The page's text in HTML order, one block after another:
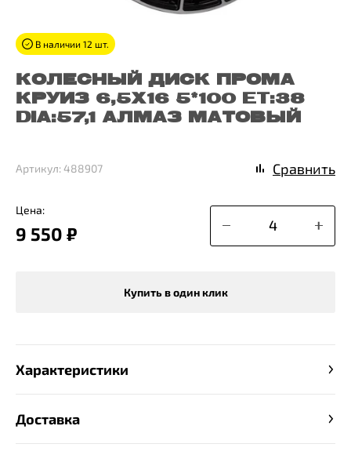
КОЛЕСНЫЙ ДИСК ПРОМА
КРУИЗ 6,5X16 5*100 ET:38
DIA:57,1 АЛМАЗ МАТОВЫЙ
В наличии 12 шт.
Цена:
9 550 ₽
Купить в один клик
Артикул: 488907 Сравнить
Характеристики
Доставка